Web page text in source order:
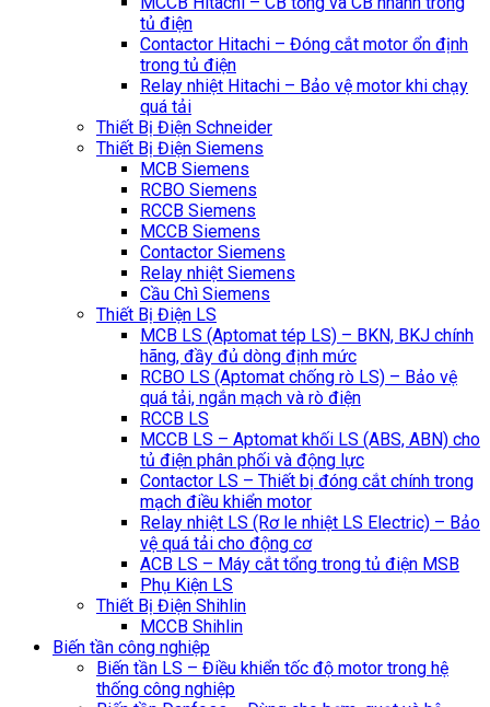
tủ điện
Contactor Hitachi – Đóng cắt motor ổn định
trong tủ điện
Relay nhiệt Hitachi – Bảo vệ motor khi chạy
quá tải
Thiết Bị Điện Schneider
Thiết Bị Điện Siemens
MCB Siemens
RCBO Siemens
RCCB Siemens
MCCB Siemens
Contactor Siemens
Relay nhiệt Siemens
Cầu Chì Siemens
Thiết Bị Điện LS
MCB LS (Aptomat tép LS) – BKN, BKJ chính
hãng, đầy đủ dòng định mức
RCBO LS (Aptomat chống rò LS) – Bảo vệ
quá tải, ngắn mạch và rò điện
RCCB LS
MCCB LS – Aptomat khối LS (ABS, ABN) cho
tủ điện phân phối và động lực
Contactor LS – Thiết bị đóng cắt chính trong
mạch điều khiển motor
Relay nhiệt LS (Rơ le nhiệt LS Electric) – Bảo
vệ quá tải cho động cơ
ACB LS – Máy cắt tổng trong tủ điện MSB
Phụ Kiện LS
Thiết Bị Điện Shihlin
MCCB Shihlin
Biến tần công nghiệp
Biến tần LS – Điều khiển tốc độ motor trong hệ
thống công nghiệp